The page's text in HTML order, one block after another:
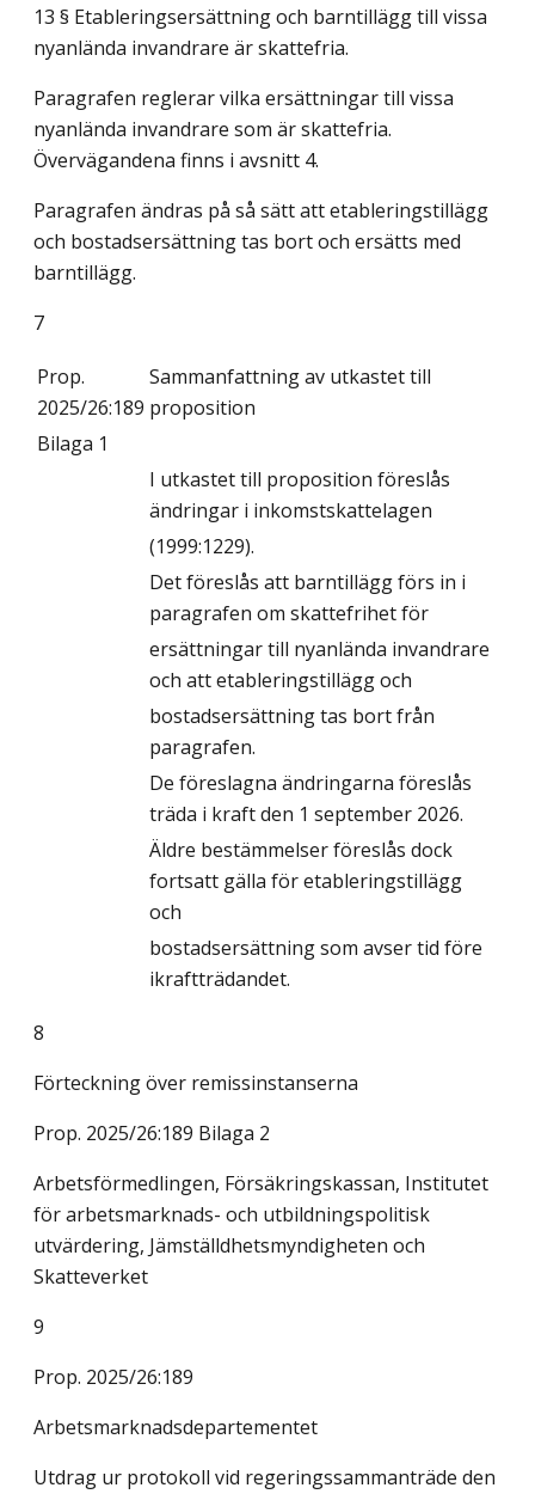
13 § Etableringsersättning och barntillägg till vissa
nyanlända invandrare är skattefria.
Paragrafen reglerar vilka ersättningar till vissa
nyanlända invandrare som är skattefria.
Övervägandena finns i avsnitt 4.
Paragrafen ändras på så sätt att etableringstillägg
och bostadsersättning tas bort och ersätts med
barntillägg.
7
Prop.
2025/26:189
Sammanfattning av utkastet till
proposition
Bilaga 1
I utkastet till proposition föreslås
ändringar i inkomstskattelagen
(1999:1229).
Det föreslås att barntillägg förs in i
paragrafen om skattefrihet för
ersättningar till nyanlända invandrare
och att etableringstillägg och
bostadsersättning tas bort från
paragrafen.
De föreslagna ändringarna föreslås
träda i kraft den 1 september 2026.
Äldre bestämmelser föreslås dock
fortsatt gälla för etableringstillägg
och
bostadsersättning som avser tid före
ikraftträdandet.
8
Förteckning över remissinstanserna
Prop. 2025/26:189 Bilaga 2
Arbetsförmedlingen, Försäkringskassan, Institutet
för arbetsmarknads- och utbildningspolitisk
utvärdering, Jämställdhetsmyndigheten och
Skatteverket
9
Prop. 2025/26:189
Arbetsmarknadsdepartementet
Utdrag ur protokoll vid regeringssammanträde den